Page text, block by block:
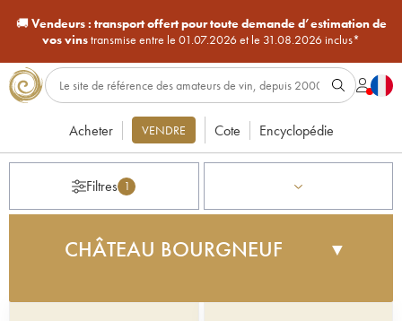
🚚Vendeurs : transport offert pour toute demande d’estimation de
vos vinstransmise entre le 01.07.2026 et le 31.08.2026 inclus*
Acheter VENDRE Cote Encyclopédie
Filtres 1
CHÂTEAU BOURGNEUF ▼